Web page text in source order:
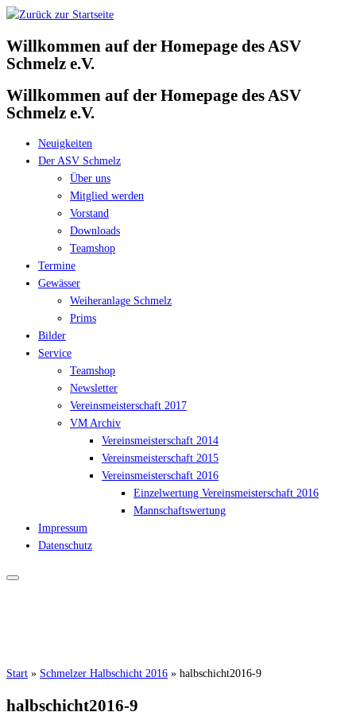
Zum
springen
Willkommen auf der Homepage des ASV
Schmelz e.V.
Willkommen auf der Homepage des ASV
Schmelz e.V.
Neuigkeiten
Der ASV Schmelz
Über uns
Mitglied werden
Vorstand
Downloads
Teamshop
Termine
Gewässer
Weiheranlage Schmelz
Prims
Bilder
Service
Teamshop
Newsletter
Vereinsmeisterschaft 2017
VM Archiv
Vereinsmeisterschaft 2014
Vereinsmeisterschaft 2015
Vereinsmeisterschaft 2016
Einzelwertung Vereinsmeisterschaft 2016
Mannschaftswertung
Impressum
Datenschutz
Start » Schmelzer Halbschicht 2016 » halbschicht2016-9
halbschicht2016-9